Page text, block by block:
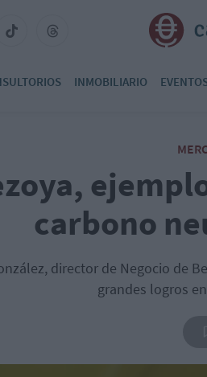
INMOBILIARIO
carbono
director de Negocio de
grandes logros